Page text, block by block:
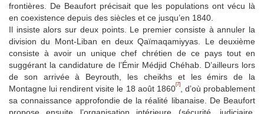
frontières. De Beaufort précisait que les populations ont vécu là
en coexistence depuis des siècles et ce jusqu’en 1840.
Il insiste alors sur deux points. Le premier consiste à annuler la
division du Mont-Liban en deux Qaïmaqamiyyas. Le deuxième
consiste à avoir un unique chef chrétien de ce pays tout en
suggérant la candidature de l’Émir Médjid Chéhab. D’ailleurs lors
de son arrivée à Beyrouth, les cheikhs et les émirs de la
Montagne lui rendirent visite le 18 août 1860[7], d’où probablement
sa connaissance approfondie de la réalité libanaise. De Beaufort
propose ensuite l’organisation intérieure (sécurité, judiciaire,